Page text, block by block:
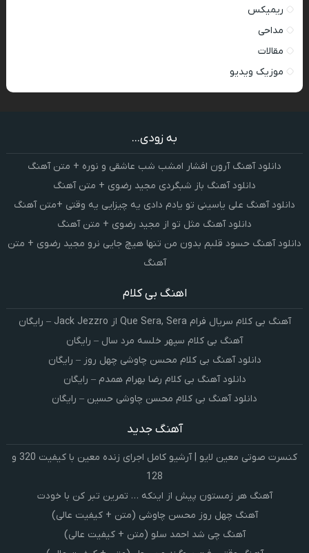
ریمیکس
مداحی
مقالات
موزیک ویدیو
به زودی...
دانلود آهنگ آرون افشار امشب شب عاشقی و نوره + متن آهنگ
دانلود آهنگ باز شبگردی مجید رضوی + متن آهنگ
دانلود آهنگ علی یاسینی تو یادم دادی یه چیزایی یه وقتی +متن آهنگ
دانلود آهنگ مثل تو از مجید رضوی + متن آهنگ
دانلود آهنگ حسود قلبم بدون من تنها هیچ جایی نرو مجید رضوی + متن
آهنگ
اهنگ بی کلام
آهنگ بی کلام سریال فرام Que Sera, Sera از Jack Jezzro – رایگان
آهنگ بی کلام سپهر خلسه مرد سال – رایگان
دانلود آهنگ بی کلام محسن چاوشی چهل روز – رایگان
دانلود آهنگ بی کلام رضا بهرام همدم – رایگان
دانلود آهنگ بی کلام محسن چاوشی حسین – رایگان
آهنگ جدید
کنسرت صوتی معین لایو | آرشیو کامل اجرای زنده معین با کیفیت 320 و
128
آهنگ هر زمستون پیش از اینکه … تمرین تبر کن با خودت
آهنگ چهل روز محسن چاوشی (متن + کیفیت عالی)
آهنگ چی شد احمد سلو (متن + کیفیت عالی)